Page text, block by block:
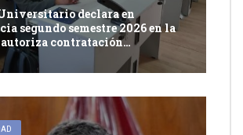
declara en
segundo semestre 2026 en la
contratación
de docentes